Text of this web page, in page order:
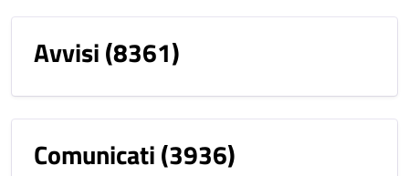
Avvisi(8361)
Comunicati(3936)